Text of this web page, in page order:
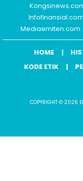
Infofinansial.com
Mediaemiten.com
HOME
KODE ETIK
COPYRIGHT © 2026